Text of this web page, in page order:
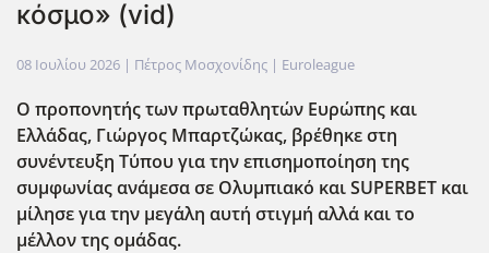
κόσμο» (vid)
08 Ιουλίου 2026 | Πέτρος Μοσχονίδης | Euroleague
Ο προπονητής των πρωταθλητών Ευρώπης και
Ελλάδας, Γιώργος Μπαρτζώκας, βρέθηκε στη
συνέντευξη Τύπου για την επισημοποίηση της
συμφωνίας ανάμεσα σε Ολυμπιακό και SUPERBET και
μίλησε για την μεγ΄αλη αυτή στιγμή αλλά και το
μέλλον της ομάδας.